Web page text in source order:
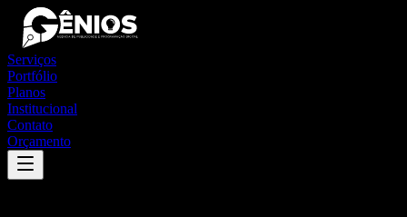
Serviços
Portfólio
Planos
Institucional
Contato
Orçamento